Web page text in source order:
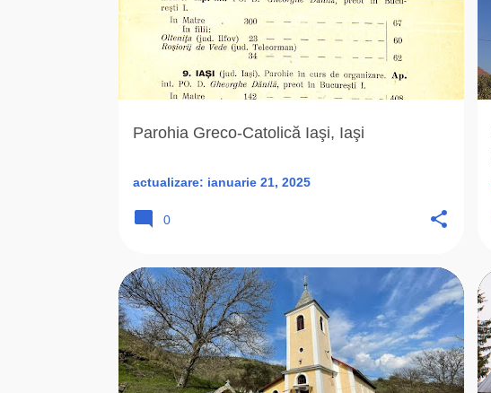
Parohia Greco-Catolică Iaşi, Iaşi
actualizare: ianuarie 21, 2025
SF. FRANCISC XAVERIU
0
ARHIEPARHIA BISERICA ROMANA UNITA GROTA +3